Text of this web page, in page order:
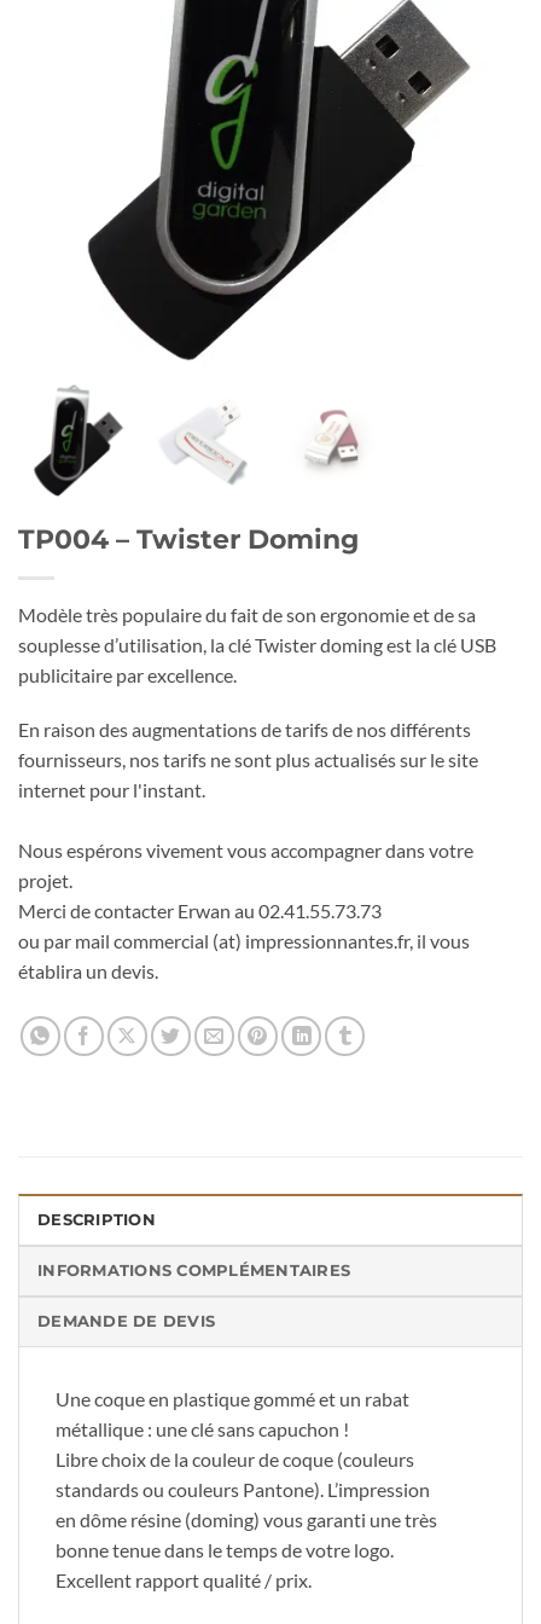
TP004 – Twister Doming
Modèle très populaire du fait de son ergonomie et de sa
souplesse d’utilisation, la clé Twister doming est la clé USB
publicitaire par excellence.
En raison des augmentations de tarifs de nos différents
fournisseurs, nos tarifs ne sont plus actualisés sur le site
internet pour l'instant.
Nous espérons vivement vous accompagner dans votre
projet.
Merci de contacter Erwan au 02.41.55.73.73
ou par mail commercial (at) impressionnantes.fr, il vous
établira un devis.
DESCRIPTION
INFORMATIONS COMPLÉMENTAIRES
DEMANDE DE DEVIS
Une coque en plastique gommé et un rabat
métallique : une clé sans capuchon !
Libre choix de la couleur de coque (couleurs
standards ou couleurs Pantone). L’impression
en dôme résine (doming) vous garanti une très
bonne tenue dans le temps de votre logo.
Excellent rapport qualité / prix.